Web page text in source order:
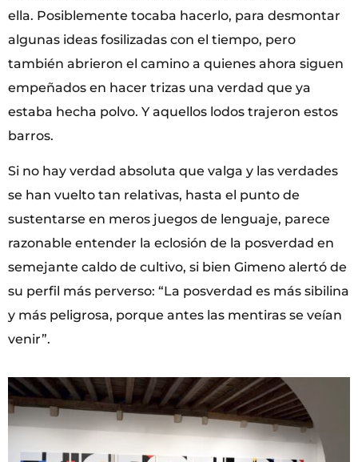
ella. Posiblemente tocaba hacerlo, para desmontar
algunas ideas fosilizadas con el tiempo, pero
también abrieron el camino a quienes ahora siguen
empeñados en hacer trizas una verdad que ya
estaba hecha polvo. Y aquellos lodos trajeron estos
barros.
Si no hay verdad absoluta que valga y las verdades
se han vuelto tan relativas, hasta el punto de
sustentarse en meros juegos de lenguaje, parece
razonable entender la eclosión de la posverdad en
semejante caldo de cultivo, si bien Gimeno alertó de
su perfil más perverso: “La posverdad es más sibilina
y más peligrosa, porque antes las mentiras se veían
venir”.